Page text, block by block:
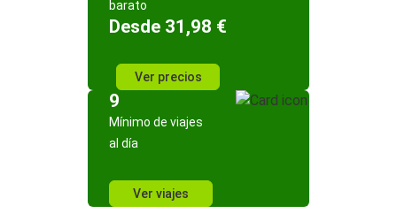
barato
Desde 31,98 €
Ver precios
9
Mínimo de viajes
al día
Ver viajes